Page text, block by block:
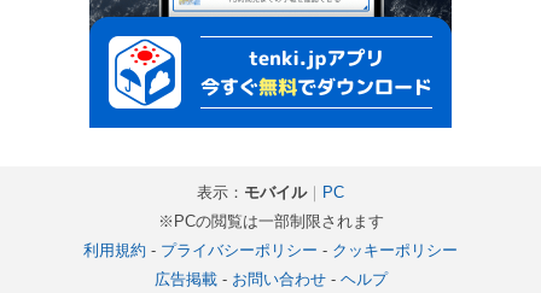
表示： モバイル｜ PC
※PCの閲覧は一部制限されます
利用規約 - プライバシーポリシー - クッキーポリシー
広告掲載- お問い合わせ- ヘルプ